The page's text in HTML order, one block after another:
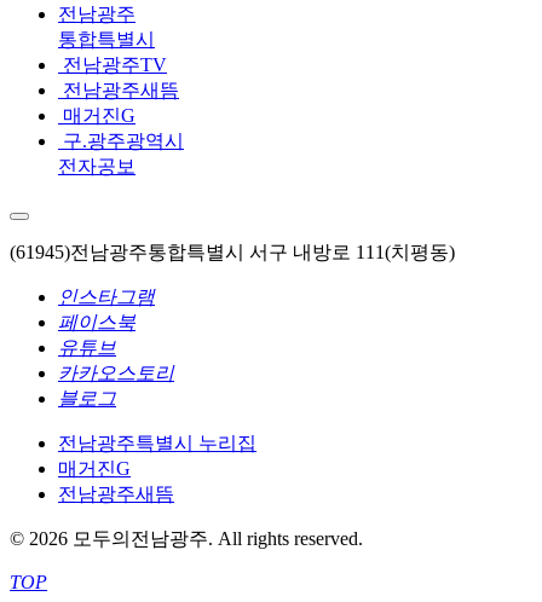
전남광주
통합특별시
전남광주TV
전남광주새뜸
매거진G
구.광주광역시
전자공보
(61945)전남광주통합특별시 서구 내방로 111(치평동)
인스타그램
페이스북
유튜브
카카오스토리
블로그
전남광주특별시 누리집
매거진G
전남광주새뜸
© 2026 모두의전남광주. All rights reserved.
TOP